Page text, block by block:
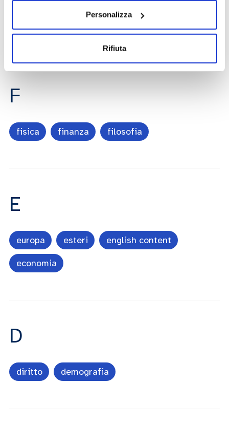
Personalizza
Rifiuta
giornalismo
F
fisica finanza filosofia
E
europa esteri english content
economia
D
diritto demografia